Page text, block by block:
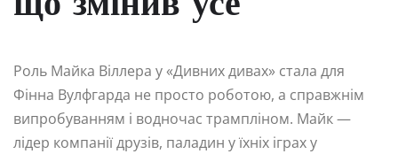
Роль Майка Віллера у «Дивних дивах» стала для
Фінна Вулфгарда не просто роботою, а справжнім
випробуванням і водночас трампліном. Майк —
лідер компанії друзів, паладин у їхніх іграх у